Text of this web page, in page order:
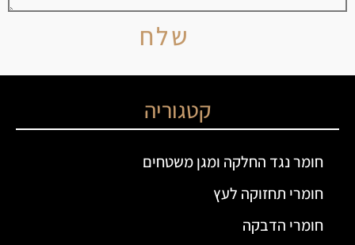
שלח
קטגוריה
חומר נגד החלקה ומגן משטחים
חומרי תחזוקה לעץ
חומרי הדבקה